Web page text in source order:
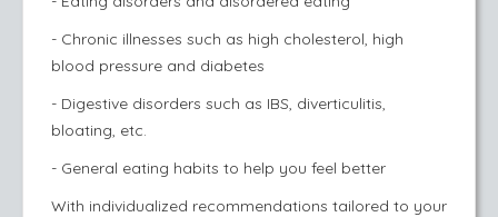
- Chronic illnesses such as high cholesterol, high
blood pressure and diabetes
- Digestive disorders such as IBS, diverticulitis,
bloating, etc.
- General eating habits to help you feel better
With individualized recommendations tailored to your